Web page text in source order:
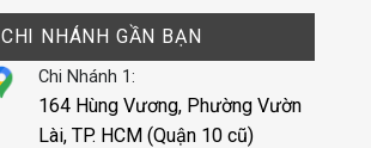
CHI NHÁNH GẦN BẠN
Chi Nhánh 1:
164 Hùng Vương, Phường Vườn
Lài, TP. HCM (Quận 10 cũ)